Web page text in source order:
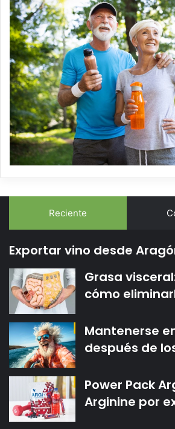
Reciente
Exportar vino desde
Grasa
cómo
Mantenerse
después de
Power Pack
Arginine por